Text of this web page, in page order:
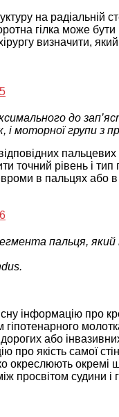
на радіальній
гілка може бути
визначити,
до
моторної групи з
точний рівень і
в пальцях або в
пальця, який
інформацію про
або
якість самої
окреслюють окремі
просвітом судини і